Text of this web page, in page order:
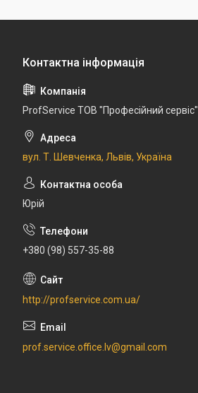
ProfService ТОВ "Професійний сервіс"
вул. Т. Шевченка, Львів, Україна
Юрій
+380 (98) 557-35-88
http://profservice.com.ua/
prof.service.office.lv@gmail.com